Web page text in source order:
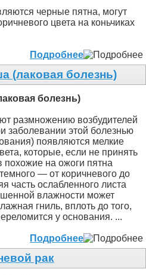
черные пятна, могут
цвета на коньчиках
Подробнее
(лаковая болезнь)
болезнь)
размножению возбудителей
заболевании этой болезнью
появляются мелкие
которые, если не принять
похожие на ожоги пятна
— от коричневого до
часть ослабленного листа
влажности может
гниль, вплоть до того,
у основания. ...
Подробнее
рак